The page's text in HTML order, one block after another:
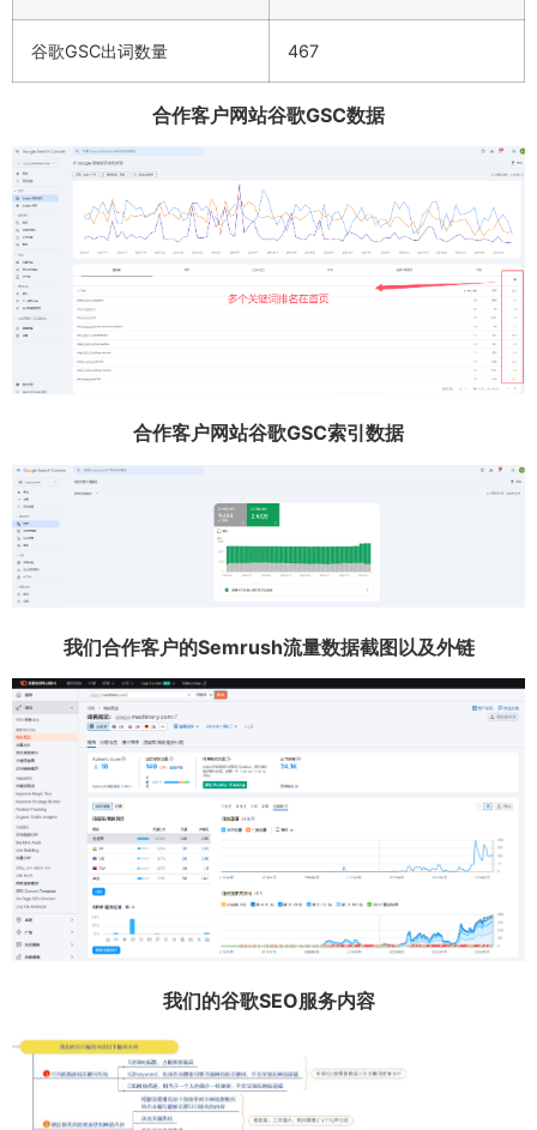
谷歌GSC出词数量 467
合作客户网站谷歌GSC数据
合作客户网站谷歌GSC索引数据
我们合作客户的Semrush流量数据截图以及外链
我们的谷歌SEO服务内容